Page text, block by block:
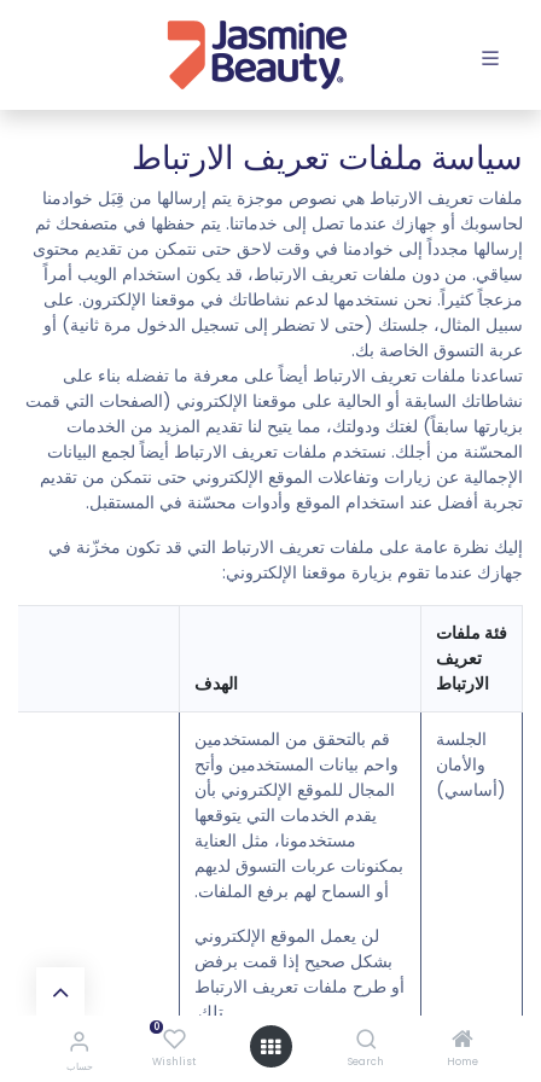
Home
Search
0
Wishlist حساب
سياسة ملفات تعريف الارتباط
ملفات تعريف الارتباط هي نصوص موجزة يتم إرسالها من قِبَل خوادمنا
لحاسوبك أو جهازك عندما تصل إلى خدماتنا. يتم حفظها في متصفحك ثم
إرسالها مجدداً إلى خوادمنا في وقت لاحق حتى نتمكن من تقديم محتوى
سياقي. من دون ملفات تعريف الارتباط، قد يكون استخدام الويب أمراً
مزعجاً كثيراً. نحن نستخدمها لدعم نشاطاتك في موقعنا الإلكترون. على
سبيل المثال، جلستك (حتى لا تضطر إلى تسجيل الدخول مرة ثانية) أو
عربة التسوق الخاصة بك.
تساعدنا ملفات تعريف الارتباط أيضاً على معرفة ما تفضله بناء على
نشاطاتك السابقة أو الحالية على موقعنا الإلكتروني (الصفحات التي قمت
بزيارتها سابقاً) لغتك ودولتك، مما يتيح لنا تقديم المزيد من الخدمات
المحسّنة من أجلك. نستخدم ملفات تعريف الارتباط أيضاً لجمع البيانات
الإجمالية عن زيارات وتفاعلات الموقع الإلكتروني حتى نتمكن من تقديم
تجربة أفضل عند استخدام الموقع وأدوات محسّنة في المستقبل.
إليك نظرة عامة على ملفات تعريف الارتباط التي قد تكون مخزّنة في
جهازك عندما تقوم بزيارة موقعنا الإلكتروني:
فئة ملفات
تعريف
الارتباط
الهدف
الجلسة
والأمان
(أساسي)
قم بالتحقق من المستخدمين
واحم بيانات المستخدمين وأتح
المجال للموقع الإلكتروني بأن
يقدم الخدمات التي يتوقعها
مستخدمونا، مثل العناية
بمكنونات عربات التسوق لديهم
أو السماح لهم برفع الملفات.
لن يعمل الموقع الإلكتروني
بشكل صحيح إذا قمت برفض
أو طرح ملفات تعريف الارتباط
تلك.